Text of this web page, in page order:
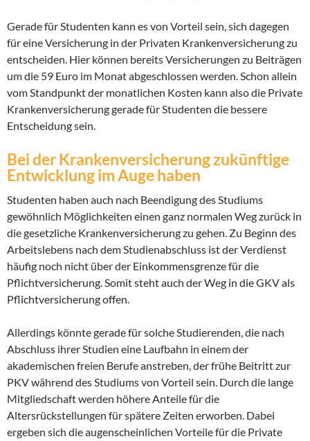
Gerade für Studenten kann es von Vorteil sein, sich dagegen
für eine Versicherung in der Privaten Krankenversicherung zu
entscheiden. Hier können bereits Versicherungen zu Beiträgen
um die 59 Euro im Monat abgeschlossen werden. Schon allein
vom Standpunkt der monatlichen Kosten kann also die Private
Krankenversicherung gerade für Studenten die bessere
Entscheidung sein.
Bei der Krankenversicherung zukünftige
Entwicklung im Auge haben
Studenten haben auch nach Beendigung des Studiums
gewöhnlich Möglichkeiten einen ganz normalen Weg zurück in
die gesetzliche Krankenversicherung zu gehen. Zu Beginn des
Arbeitslebens nach dem Studienabschluss ist der Verdienst
häufig noch nicht über der Einkommensgrenze für die
Pflichtversicherung. Somit steht auch der Weg in die GKV als
Pflichtversicherung offen.
Allerdings könnte gerade für solche Studierenden, die nach
Abschluss ihrer Studien eine Laufbahn in einem der
akademischen freien Berufe anstreben, der frühe Beitritt zur
PKV während des Studiums von Vorteil sein. Durch die lange
Mitgliedschaft werden höhere Anteile für die
Altersrückstellungen für spätere Zeiten erworben. Dabei
ergeben sich die augenscheinlichen Vorteile für die Private